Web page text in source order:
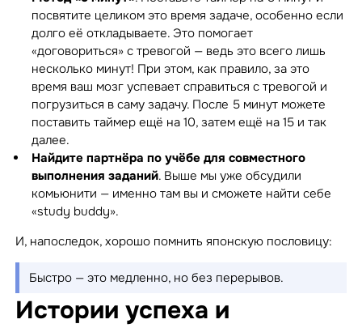
посвятите целиком это время задаче, особенно если
долго её откладываете. Это помогает
«договориться» с тревогой — ведь это всего лишь
несколько минут! При этом, как правило, за это
время ваш мозг успевает справиться с тревогой и
погрузиться в саму задачу. После 5 минут можете
поставить таймер ещё на 10, затем ещё на 15 и так
далее.
Найдите партнёра по учёбе для совместного
выполнения заданий. Выше мы уже обсудили
комьюнити — именно там вы и сможете найти себе
«study buddy».
И, напоследок, хорошо помнить японскую пословицу:
Быстро — это медленно, но без перерывов.
Истории успеха и